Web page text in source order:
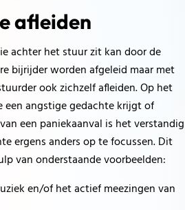
afleiden
achter het stuur zit kan door de
bijrijder worden afgeleid maar met
ook zichzelf afleiden. Op het
angstige gedachte krijgt of
een paniekaanval is het verstandig
ergens anders op te focussen. Dit
van onderstaande voorbeelden:
en/of het actief meezingen van